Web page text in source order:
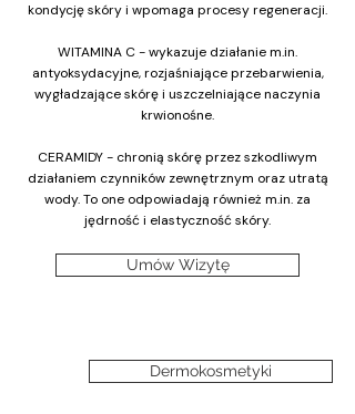
kondycję skóry i wpomaga procesy regeneracji.
WITAMINA C - wykazuje działanie m.in.
antyoksydacyjne, rozjaśniające przebarwienia,
wygładzające skórę i uszczelniające naczynia
krwionośne.
CERAMIDY - chronią skórę przez szkodliwym
działaniem czynników zewnętrznym oraz utratą
wody. To one odpowiadają również m.in. za
jędrność i elastyczność skóry.
Umów Wizytę
Dermokosmetyki